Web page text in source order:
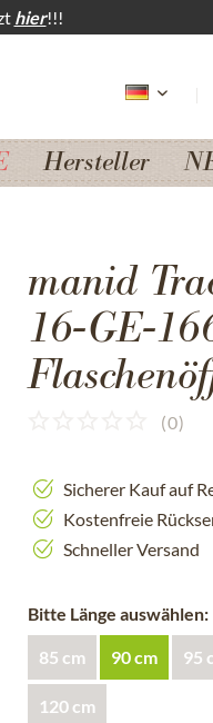
hier!!!
Hersteller
manid
16-GE-
(0)
Sicherer Kauf auf
Kostenfreie
Schneller Versand
Bitte Länge auswählen:
85 cm 90 cm 95
120 cm